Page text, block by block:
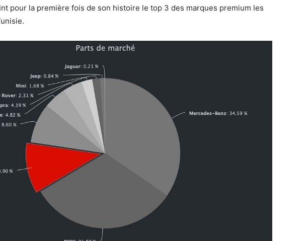
pour la première fois de son histoire le top 3 des marques premium les